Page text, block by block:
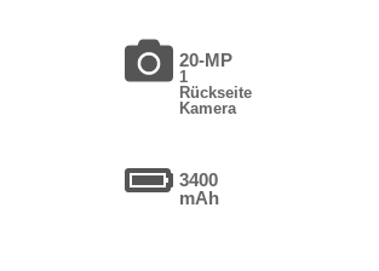
20-MP
1
Rückseite
Kamera
3400
mAh